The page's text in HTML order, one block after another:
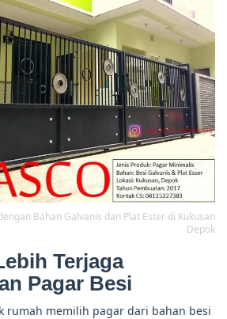
Bahan Galvanis dan Plat Ester di Kukusan
Depok
Terjaga
Pagar Besi
rumah memilih pagar dari bahan besi